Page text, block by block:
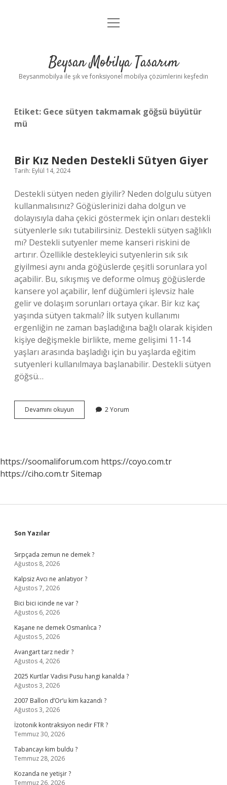
Anasayfa
Yasal Uyarı
menüyü
Beysan Mobilya Tasarım
Beysanmobilya ile şık ve fonksiyonel mobilya çözümlerini keşfedin
Etiket: Gece sütyen takmamak göğsü büyütür
mü
Bir Kız Neden Destekli Sütyen Giyer
Tarih: Eylül 14, 2024
Destekli sütyen neden giyilir? Neden dolgulu sütyen
kullanmalısınız? Göğüslerinizi daha dolgun ve
dolayısıyla daha çekici göstermek için onları destekli
sütyenlerle sıkı tutabilirsiniz. Destekli sütyen sağlıklı
mı? Destekli sutyenler meme kanseri riskini de
artırır. Özellikle destekleyici sutyenlerin sık sık
giyilmesi aynı anda göğüslerde çeşitli sorunlara yol
açabilir. Bu, sıkışmış ve deforme olmuş göğüslerde
kansere yol açabilir, lenf düğümleri işlevsiz hale
gelir ve dolaşım sorunları ortaya çıkar. Bir kız kaç
yaşında sütyen takmalı? İlk sutyen kullanımı
ergenliğin ne zaman başladığına bağlı olarak kişiden
kişiye değişmekle birlikte, meme gelişimi 11-14
yaşları arasında başladığı için bu yaşlarda eğitim
sutyenleri kullanılmaya başlanabilir. Destekli sütyen
göğsü…
Devamını okuyun
Kız
2 Yorum
https://soomaliforum.com https://coyo.com.tr
https://ciho.com.trSitemap
Sidebar
Son Yazılar
Sırpçada zemun ne demek ?
Ağustos 8, 2026
Kalpsiz Avcı ne anlatıyor ?
Ağustos 7, 2026
Bici bici icinde ne var ?
Ağustos 6, 2026
Kaşane ne demek Osmanlıca ?
Ağustos 5, 2026
Avangart tarz nedir ?
Ağustos 4, 2026
2025 Kurtlar Vadisi Pusu hangi kanalda ?
Ağustos 3, 2026
2007 Ballon d’Or’u kim kazandı ?
Ağustos 3, 2026
İzotonik kontraksiyon nedir FTR ?
Temmuz 30, 2026
Tabancayı kim buldu ?
Temmuz 28, 2026
Kozanda ne yetişir ?
Temmuz 26, 2026